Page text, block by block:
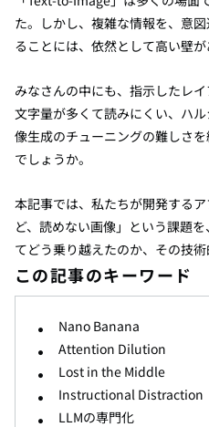
た。しかし、複雑な情報を、意
ることには、依然として高い壁が
みなさんの中にも、指示したレ
文字量が多くて読みにくい、ハ
像生成のチューニングの難しさ
でしょうか。
本記事では、私たちが開発する
ど、読めない画像」という課題
てどう乗り越えたのか、その技術
この記事のキーワード
Nano Banana
Attention Dilution
Lost in the Middle
Instructional Distraction
LLMの専門化